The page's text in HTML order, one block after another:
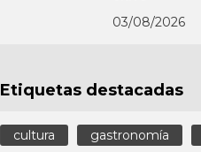
03/08/2026
Etiquetas destacadas
cultura gastronomía